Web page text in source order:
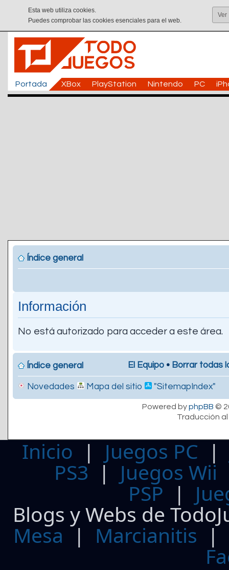
Esta web utiliza cookies.
Puedes comprobar las cookies esenciales para el web.
Ver
Portada XBox PlayStation Nintendo PC
Índice general
Información
No está autorizado para acceder a este área.
Índice general El Equipo • Borrar todas
Novedades Mapa del sitio "SitemapIndex"
Powered byphpBB ©
Traducción
Inicio | Juegos PC
PS3| Juegos Wii
PSP |
Blogs y Webs de
Mesa | Marcianitis |